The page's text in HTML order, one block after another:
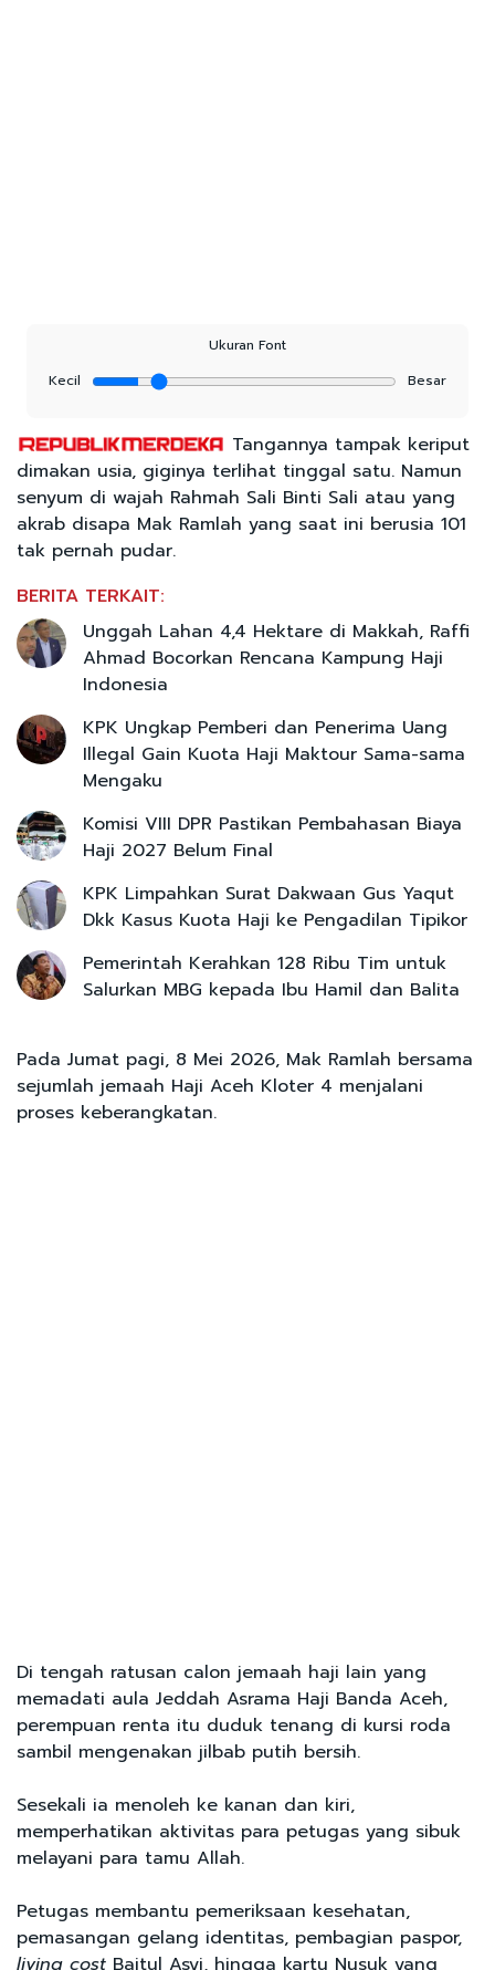
Ukuran Font
Kecil
Besar
Tangannya tampak keriput
dimakan usia, giginya terlihat tinggal satu. Namun
senyum di wajah Rahmah Sali Binti Sali atau yang
akrab disapa Mak Ramlah yang saat ini berusia 101
tak pernah pudar.
BERITA TERKAIT:
Unggah Lahan 4,4 Hektare di Makkah, Raffi
Ahmad Bocorkan Rencana Kampung Haji
Indonesia
KPK Ungkap Pemberi dan Penerima Uang
Illegal Gain Kuota Haji Maktour Sama-sama
Mengaku
Komisi VIII DPR Pastikan Pembahasan Biaya
Haji 2027 Belum Final
KPK Limpahkan Surat Dakwaan Gus Yaqut
Dkk Kasus Kuota Haji ke Pengadilan Tipikor
Pemerintah Kerahkan 128 Ribu Tim untuk
Salurkan MBG kepada Ibu Hamil dan Balita
Pada Jumat pagi, 8 Mei 2026, Mak Ramlah bersama
sejumlah jemaah Haji Aceh Kloter 4 menjalani
proses keberangkatan.
Di tengah ratusan calon jemaah haji lain yang
memadati aula Jeddah Asrama Haji Banda Aceh,
perempuan renta itu duduk tenang di kursi roda
sambil mengenakan jilbab putih bersih.
Sesekali ia menoleh ke kanan dan kiri,
memperhatikan aktivitas para petugas yang sibuk
melayani para tamu Allah.
Petugas membantu pemeriksaan kesehatan,
pemasangan gelang identitas, pembagian paspor,
living cost Baitul Asyi, hingga kartu Nusuk yang